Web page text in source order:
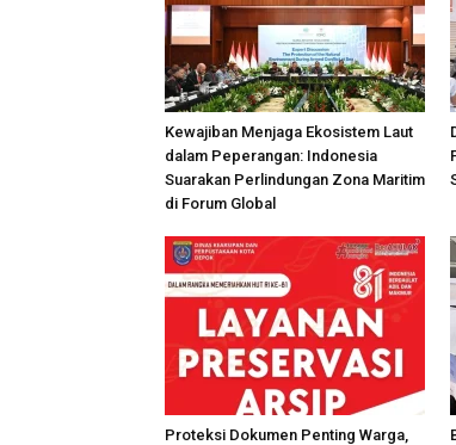
Kewajiban Menjaga Ekosistem Laut
dalam Peperangan: Indonesia
Suarakan Perlindungan Zona Maritim
di Forum Global
Proteksi Dokumen Penting Warga,